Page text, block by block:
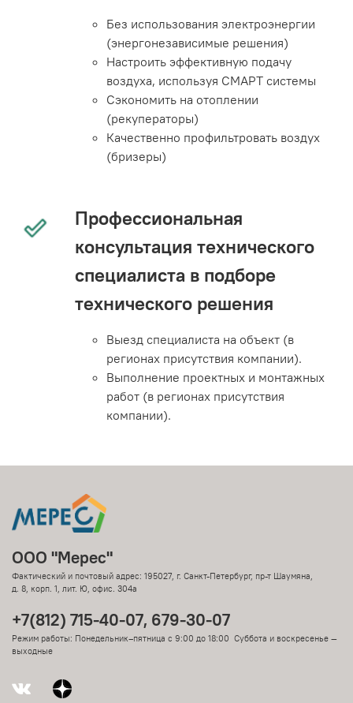
Без использования электроэнергии
(энергонезависимые решения)
Настроить эффективную подачу
воздуха, используя СМАРТ системы
Сэкономить на отоплении
(рекуператоры)
Качественно профильтровать воздух
(бризеры)
Профессиональная
консультация технического
специалиста в подборе
технического решения
Выезд специалиста на объект (в
регионах присутствия компании).
Выполнение проектных и монтажных
работ (в регионах присутствия
компании).
ООО "Мерес"
Фактический и почтовый адрес: 195027, г. Санкт-Петербург, пр-т Шаумяна,
д. 8, корп. 1, лит. Ю, офис. 304а
+7(812) 715-40-07, 679-30-07
Режим работы: Понедельник–пятница с 9:00 до 18:00 Суббота и воскресенье —
выходные